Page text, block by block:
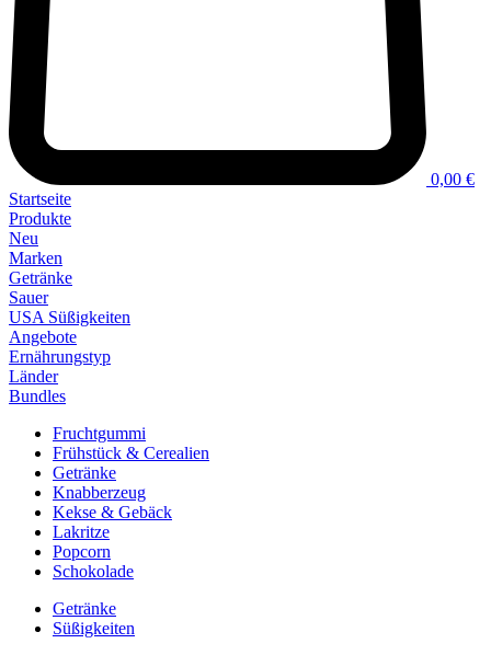
0,00 €
Startseite
Produkte
Neu
Marken
Getränke
Sauer
USA Süßigkeiten
Angebote
Ernährungstyp
Länder
Bundles
Fruchtgummi
Frühstück & Cerealien
Getränke
Knabberzeug
Kekse & Gebäck
Lakritze
Popcorn
Schokolade
Getränke
Süßigkeiten